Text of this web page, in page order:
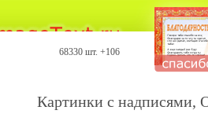
68330 шт. +106
Картинки с надписями,